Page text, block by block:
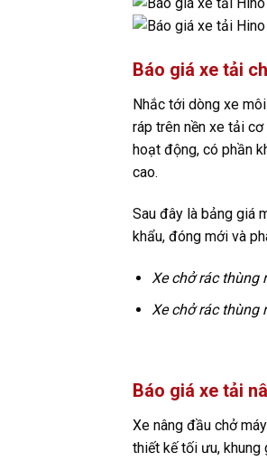
Báo giá xe tải
Nhắc tới dòng xe
ráp trên nền xe tải
hoạt động, có phần
cao.
Sau đây là bảng giá
khẩu, đóng mới và
Xe chở rác thùng
Xe chở rác thùng
Báo giá xe tải
Xe nâng đầu chở
thiết kế tối ưu, khung